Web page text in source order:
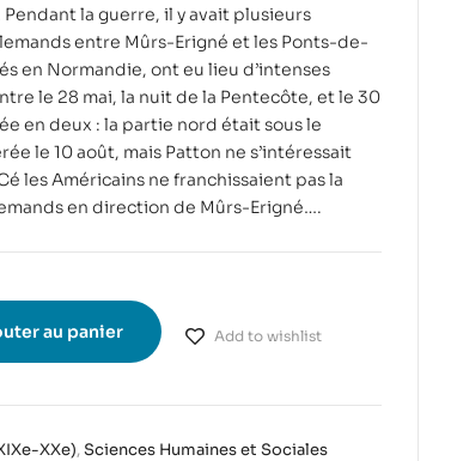
la guerre, il y avait plusieurs
entre Mûrs-Erigné et les Ponts-de-
en Normandie, ont eu lieu d’intenses
le 28 mai, la nuit de la Pentecôte, et le 30
en deux : la partie nord était sous le
le 10 août, mais Patton ne s’intéressait
les Américains ne franchissaient pas la
en direction de Mûrs-Erigné….
au panier Add to wishlist
XXe),Sciences Humaines et Sociales